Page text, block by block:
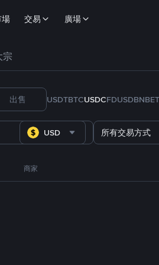
場 交易 廣場
宗
出售 USDTBTCUSDCFDUSDBNB
USD 所有交易方式
商家